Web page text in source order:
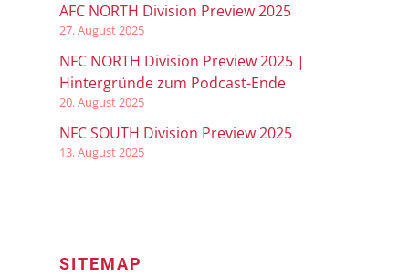
AFC NORTH Division Preview 2025
27. August 2025
NFC NORTH Division Preview 2025 |
Hintergründe zum Podcast-Ende
20. August 2025
NFC SOUTH Division Preview 2025
13. August 2025
SITEMAP